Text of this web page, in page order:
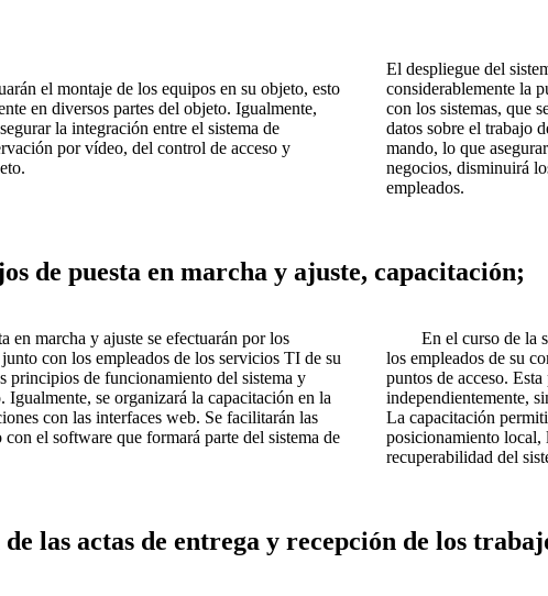
el montaje de los equipos en su objeto, esto
en diversos partes del objeto. Igualmente,
la integración entre el sistema de
por vídeo, del control de acceso y
El despliegue del
considerablemente la
con los sistemas, que
datos sobre el trabajo
mando, lo que
negocios, disminuirá
empleados.
de puesta en marcha y ajuste, capacitación;
marcha y ajuste se efectuarán por los
con los empleados de los servicios TI de su
principios de funcionamiento del sistema y
se organizará la capacitación en la
con las interfaces web. Se facilitarán las
el software que formará parte del sistema de
En el curso de la
los empleados de su
puntos de acceso.
independientemente,
La capacitación
posicionamiento local,
recuperabilidad del
las actas de entrega y recepción de los